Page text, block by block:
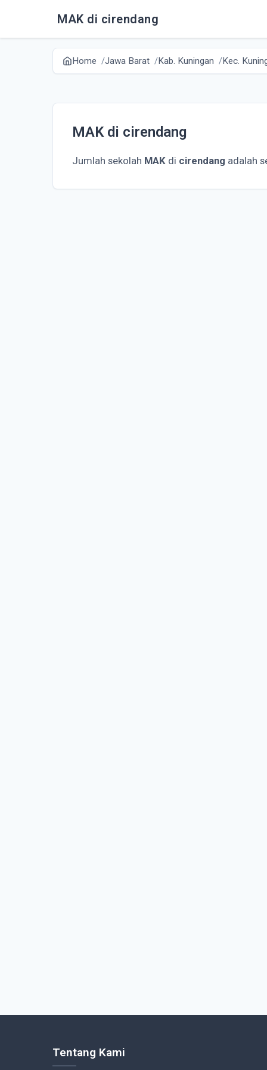
MAK di cirendang
Home Jawa Barat Kab. Kuningan Kec.
MAK di cirendang
Jumlah sekolah MAK di cirendang adalah
Tentang Kami